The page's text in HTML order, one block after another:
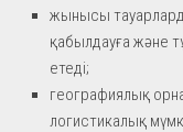
жынысы
қабылдауға және
етеді;
географиялық
логистикалық